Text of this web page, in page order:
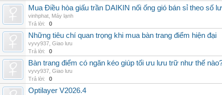
Mua Điều hòa giấu trần DAIKIN nối ống gió bán sỉ theo số
vinhphat Máy lạnh
Trả lời:
0
Những tiêu chí quan trọng khi mua bàn trang điểm hiện đại
vyvy937 Giao lưu
Trả lời:
0
Bàn trang điểm có ngăn kéo giúp tối ưu lưu trữ như thế
vyvy937 Giao lưu
Trả lời:
0
Optilayer V2026.4